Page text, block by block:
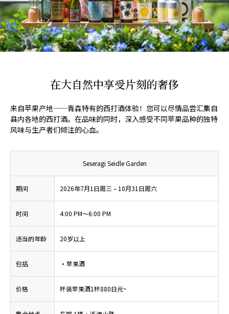
在大自然中享受片刻的奢侈
来自苹果产地——青森特有的西打酒体验！您可以尽情品尝汇集自
县内各地的西打酒。在品味的同时，深入感受不同苹果品种的独特
风味与生产者们倾注的心血。
Seseragi Seidle Garden
期间 2026年7月1日周三 – 10月31日周六
时间 4:00 PM～6:00 PM
适当的年龄 20岁以上
包括 ・苹果酒
价格 杯装苹果酒1杯880日元~